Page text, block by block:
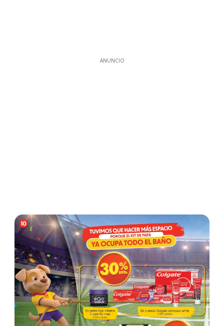
ANUNCIO